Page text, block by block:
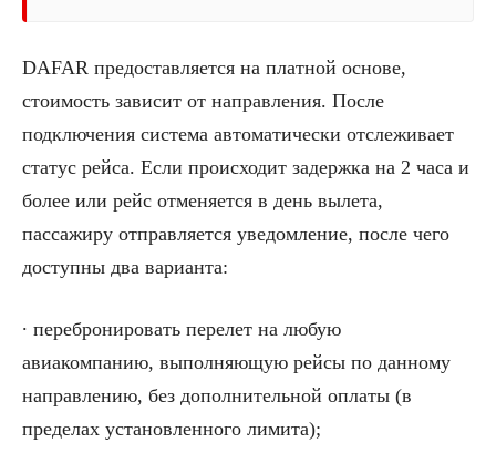
DAFAR предоставляется на платной основе,
стоимость зависит от направления. После
подключения система автоматически отслеживает
статус рейса. Если происходит задержка на 2 часа и
более или рейс отменяется в день вылета,
пассажиру отправляется уведомление, после чего
доступны два варианта:
∙ перебронировать перелет на любую
авиакомпанию, выполняющую рейсы по данному
направлению, без дополнительной оплаты (в
пределах установленного лимита);